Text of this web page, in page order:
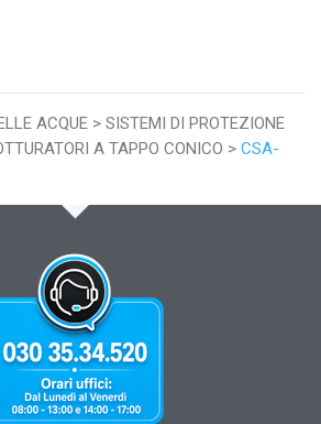
ACQUE
SISTEMI DI PROTEZIONE
A TAPPO CONICO
CSA-